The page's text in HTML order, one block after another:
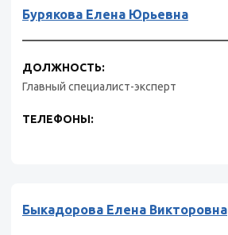
Бурякова Елена Юрьевна
ДОЛЖНОСТЬ:
Главный специалист-эксперт
ТЕЛЕФОНЫ:
Быкадорова Елена Викторовна